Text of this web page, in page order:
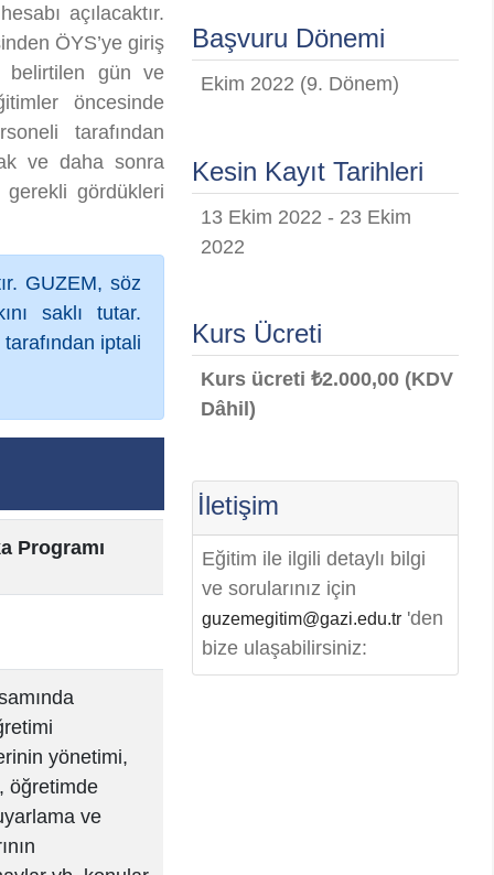
açılacaktır.
ÖYS’ye giriş
belirtilen gün ve
öncesinde
tarafından
ve daha sonra
gerekli gördükleri
GUZEM, söz
saklı tutar.
iptali
Programı
yönetimi,
öğretimde
ve
Başvuru Dönemi
Ekim 2022 (9. Dönem)
Kesin Kayıt Tarihleri
13 Ekim 2022 - 23 Ekim
2022
Kurs Ücreti
Kurs ücreti ₺2.000,00 (KDV
Dâhil)
İletişim
Eğitim ile ilgili detaylı bilgi
ve sorularınız için
guzemegitim@gazi.edu.tr 'den
bize ulaşabilirsiniz: